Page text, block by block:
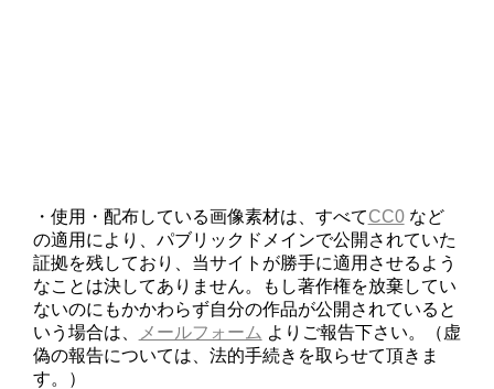
・使用・配布している画像素材は、すべてCC0など
の適用により、パブリックドメインで公開されていた
証拠を残しており、当サイトが勝手に適用させるよう
なことは決してありません。もし著作権を放棄してい
ないのにもかかわらず自分の作品が公開されていると
いう場合は、
メールフォーム よりご報告下さい。（虚
偽の報告については、法的手続きを取らせて頂きま
す。）